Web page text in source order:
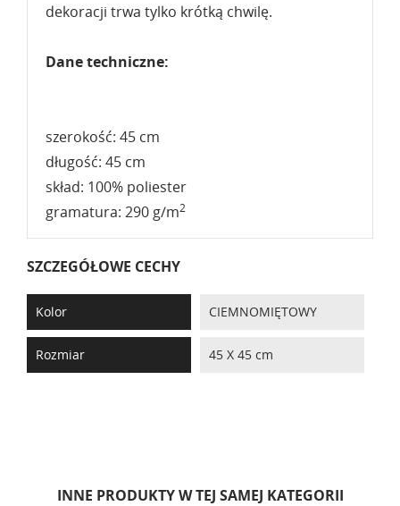
dekoracji trwa tylko krótką chwilę.
Dane techniczne:
szerokość: 45 cm
długość: 45 cm
skład: 100% poliester
gramatura: 290 g/m2
SZCZEGÓŁOWE CECHY
Kolor CIEMNOMIĘTOWY
Rozmiar 45 X 45 cm
INNE PRODUKTY W TEJ SAMEJ KATEGORII